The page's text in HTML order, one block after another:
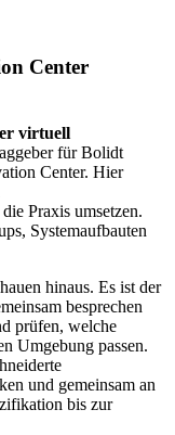
Center
virtuell
für Bolidt
Center. Hier
Praxis umsetzen.
Systemaufbauten
hinaus. Es ist der
besprechen
prüfen, welche
Umgebung passen.
und gemeinsam an
bis zur